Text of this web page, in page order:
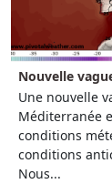
Nouvelle
Une nouvelle
Méditerranée
conditions
conditions
Nous...